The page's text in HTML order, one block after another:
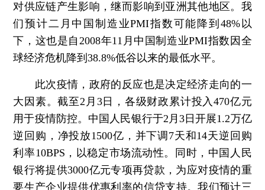
对供应链产生影响，继而影响到亚洲其他地区。我
们预计二月中国制造业PMI指数可能降到48%以
下，这也是自2008年11月中国制造业PMI指数因全
球经济危机降到38.8%低谷以来的最低水平。
此次疫情，政府的反应也是决定经济走向的一
大因素。截至2月3日，各级财政累计投入470亿元
用于疫情防控。中国人民银行于2月3日开展1.2万亿
逆回购，净投放1500亿，并下调7天和14天逆回购
利率10BPS，以稳定市场流动性。同时，中国人民
银行将提供3000亿元专项再贷款，为应对疫情的重
要生产企业提供优惠利率的信贷支持。我们预计三